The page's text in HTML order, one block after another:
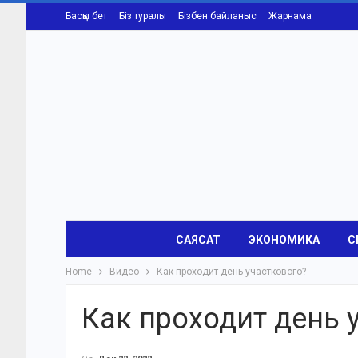
Басқы бет Біз туралы Бізбен байланыс Жарнама
САЯСАТ ЭКОНОМИКА
Home Видео Как проходит день участкового?
Как проходит день